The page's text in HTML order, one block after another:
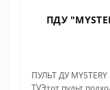
ПДУ
ПУЛЬТ ДУ